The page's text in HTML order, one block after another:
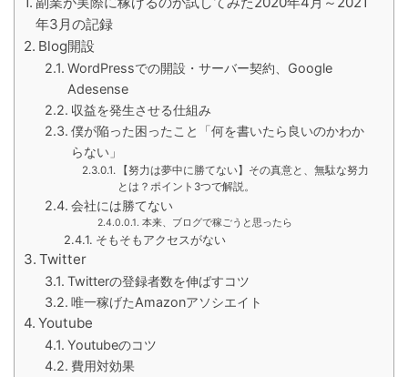
年3月の記録
Blog開設
WordPressでの開設・サーバー契約、Google
Adesense
収益を発生させる仕組み
僕が陥った困ったこと「何を書いたら良いのかわか
らない」
【努力は夢中に勝てない】その真意と、無駄な努力
とは？ポイント3つで解説。
会社には勝てない
本来、ブログで稼ごうと思ったら
そもそもアクセスがない
Twitter
Twitterの登録者数を伸ばすコツ
唯一稼げたAmazonアソシエイト
Youtube
Youtubeのコツ
費用対効果